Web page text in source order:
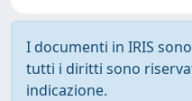
I documenti in IRIS
tutti i diritti sono
indicazione.